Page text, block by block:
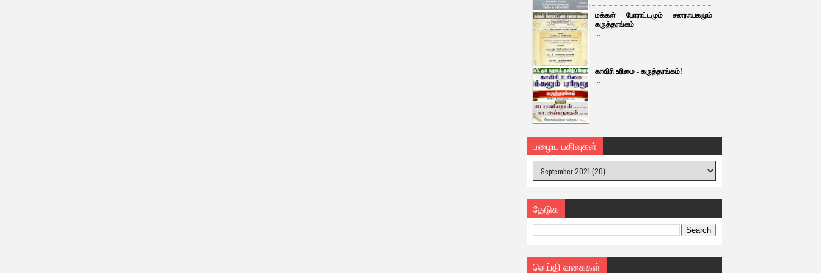
மக்கள் போராட்டமும் சனநாயகமும்
கருத்தரங்கம்
...
காவிரி உரிமை - கருத்தரங்கம்!
...
பழைய பதிவுகள்
தேடுக
செய்தி வகைகள்